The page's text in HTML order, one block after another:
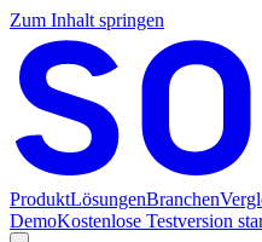
Zum Inhalt springen
ProduktLösungenBranchen
DemoKostenlose Testversion